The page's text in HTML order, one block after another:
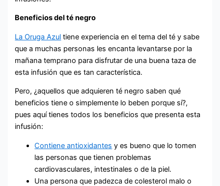
Beneficios del té negro
La Oruga Azul tiene experiencia en el tema del té y sabe
que a muchas personas les encanta levantarse por la
mañana temprano para disfrutar de una buena taza de
esta infusión que es tan característica.
Pero, ¿aquellos que adquieren té negro saben qué
beneficios tiene o simplemente lo beben porque sí?,
pues aquí tienes todos los beneficios que presenta esta
infusión:
Contiene antioxidantes y es bueno que lo tomen
las personas que tienen problemas
cardiovasculares, intestinales o de la piel.
Una persona que padezca de colesterol malo o